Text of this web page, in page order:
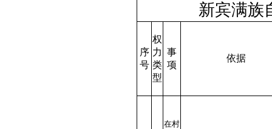
新宾满族
序
号
权
力
类
型
事
项
依据
在村